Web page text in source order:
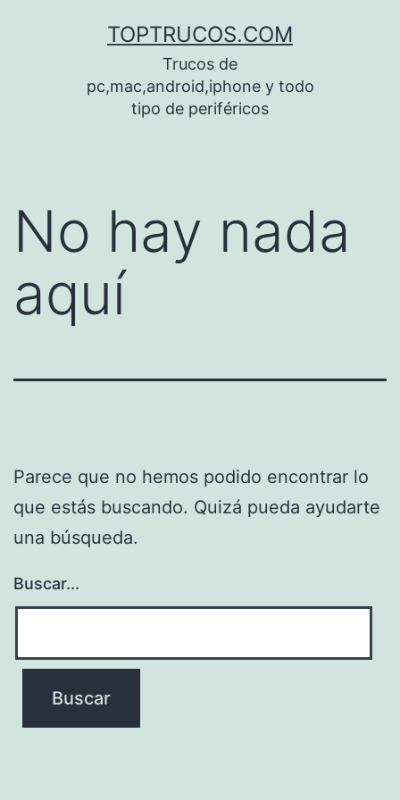
TOPTRUCOS.COM
Trucos de
pc,mac,android,iphone y todo
tipo de periféricos
No hay nada
aquí
Parece que no hemos podido encontrar lo
que estás buscando. Quizá pueda ayudarte
una búsqueda.
Buscar...